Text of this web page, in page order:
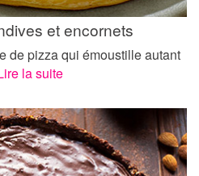
et encornets
de pizza qui émoustille autant
la suite